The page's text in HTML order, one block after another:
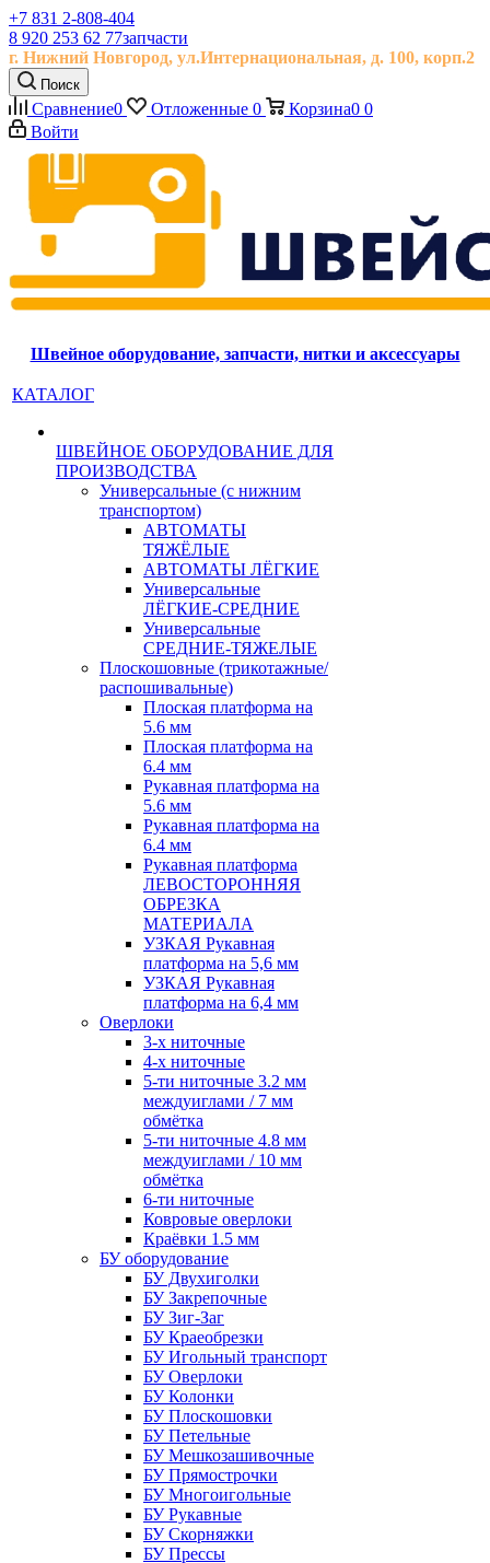
+7 831 2-808-404
8 920 253 62 77запчасти
г. Нижний Новгород, ул.Интернациональная, д. 100, корп.2
Поиск
Сравнение0 Отложенные 0 Корзина0 0
Войти
Швейное оборудование, запчасти, нитки и аксессуары
КАТАЛОГ
ШВЕЙНОЕ ОБОРУДОВАНИЕ ДЛЯ
ПРОИЗВОДСТВА
Универсальные (с нижним
транспортом)
АВТОМАТЫ
ТЯЖЁЛЫЕ
АВТОМАТЫ ЛЁГКИЕ
Универсальные
ЛЁГКИЕ-СРЕДНИЕ
Универсальные
СРЕДНИЕ-ТЯЖЕЛЫЕ
Плоскошовные (трикотажные/
распошивальные)
Плоская платформа на
5.6 мм
Плоская платформа на
6.4 мм
Рукавная платформа на
5.6 мм
Рукавная платформа на
6.4 мм
Рукавная платформа
ЛЕВОСТОРОННЯЯ
ОБРЕЗКА
МАТЕРИАЛА
УЗКАЯ Рукавная
платформа на 5,6 мм
УЗКАЯ Рукавная
платформа на 6,4 мм
Оверлоки
3-х ниточные
4-х ниточные
5-ти ниточные 3.2 мм
междуиглами / 7 мм
обмётка
5-ти ниточные 4.8 мм
междуиглами / 10 мм
обмётка
6-ти ниточные
Ковровые оверлоки
Краёвки 1.5 мм
БУ оборудование
БУ Двухиголки
БУ Закрепочные
БУ Зиг-Заг
БУ Краеобрезки
БУ Игольный транспорт
БУ Оверлоки
БУ Колонки
БУ Плоскошовки
БУ Петельные
БУ Мешкозашивочные
БУ Прямострочки
БУ Многоигольные
БУ Рукавные
БУ Скорняжки
БУ Прессы